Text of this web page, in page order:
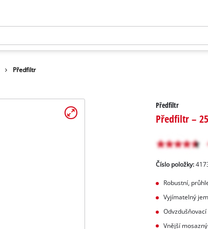
Předfiltr
Předfiltr
Předfiltr –
Číslo položky:
Robustní,
Vyjímatelný
Vnější